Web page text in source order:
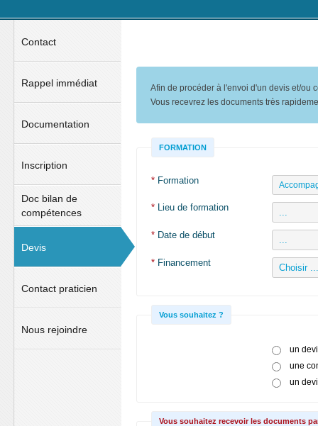
Contact
Rappel immédiat
Documentation
Inscription
Doc bilan de
compétences
Devis
Contact praticien
Nous rejoindre
Afin de procéder à l'envoi d'un devis et/ou
Vous recevrez les documents très
FORMATION
* Formation
* Lieu de formation
* Date de début
* Financement
Vous souhaitez ?
un
une
un
Vous souhaitez recevoir les documents